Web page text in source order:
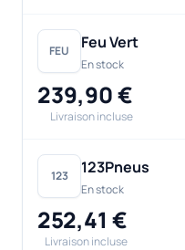
FEU Feu Vert
En stock
239,90 €
Livraison incluse
123 123Pneus
En stock
252,41 €
Livraison incluse